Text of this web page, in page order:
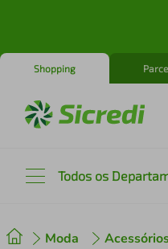
Shopping
Todos os
Moda 2